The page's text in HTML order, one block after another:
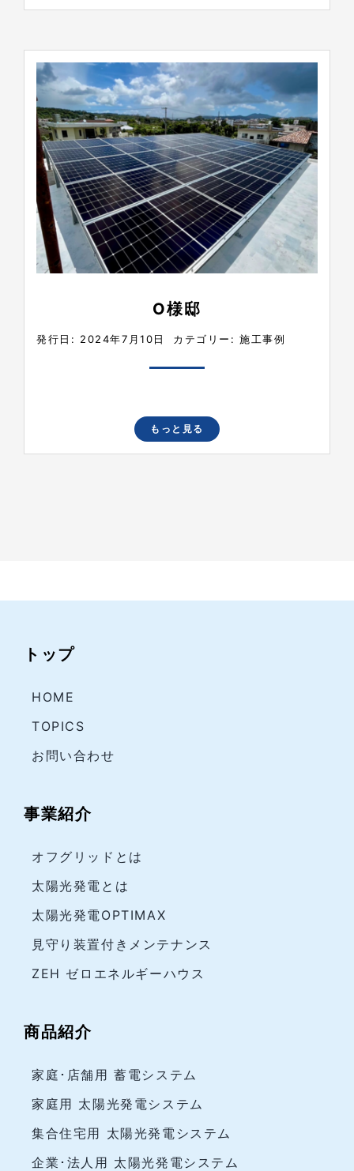
O様邸
発行日: 2024年7月10日 カテゴリー:施工事例
もっと見る
トップ
HOME
TOPICS
お問い合わせ
事業紹介
オフグリッドとは
太陽光発電とは
太陽光発電OPTIMAX
見守り装置付きメンテナンス
ZEH ゼロエネルギーハウス
商品紹介
家庭･店舗用 蓄電システム
家庭用 太陽光発電システム
集合住宅用 太陽光発電システム
企業･法人用 太陽光発電システム